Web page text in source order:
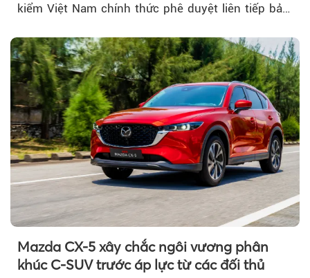
kiểm Việt Nam chính thức phê duyệt liên tiếp bảy
Mazda CX-5 xây chắc ngôi vương phân
khúc C-SUV trước áp lực từ các đối thủ